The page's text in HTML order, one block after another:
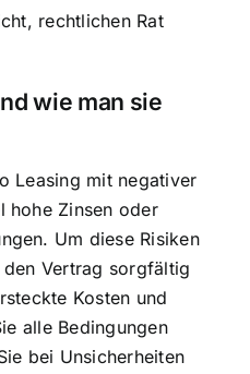
rechtlichen Rat
wie man sie
Leasing mit negativer
hohe Zinsen oder
Um diese Risiken
Vertrag sorgfältig
Kosten und
alle Bedingungen
bei Unsicherheiten